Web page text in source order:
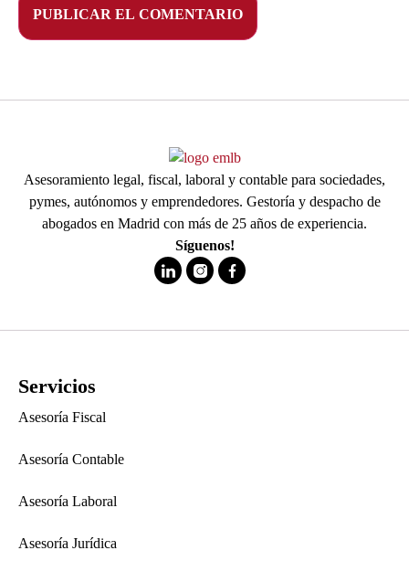
Asesoramiento legal, fiscal, laboral y contable para sociedades,
pymes, autónomos y emprendedores. Gestoría y despacho de
abogados en Madrid con más de 25 años de experiencia.
Síguenos!
Servicios
Asesoría Fiscal
Asesoría Contable
Asesoría Laboral
Asesoría Jurídica